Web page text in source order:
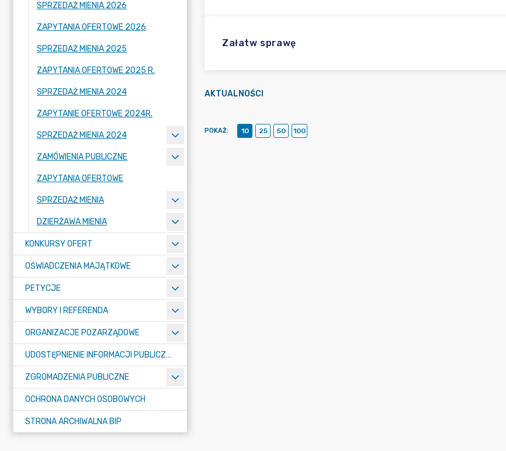
SPRZEDAŻ MIENIA 2026
ZAPYTANIA OFERTOWE 2026
SPRZEDAŻ MIENIA 2025
ZAPYTANIA OFERTOWE 2025 R.
SPRZEDAŻ MIENIA 2024
ZAPYTANIE OFERTOWE 2024R.
SPRZEDAŻ MIENIA 2024
ZAMÓWIENIA PUBLICZNE
ZAPYTANIA OFERTOWE
SPRZEDAŻ MIENIA
DZIERŻAWA MIENIA
KONKURSY OFERT
OŚWIADCZENIA MAJĄTKOWE
PETYCJE
WYBORY I REFERENDA
ORGANIZACJE POZARZĄDOWE
UDOSTĘPNIENIE INFORMACJI PUBLICZNEJ
ZGROMADZENIA PUBLICZNE
OCHRONA DANYCH OSOBOWYCH
STRONA ARCHIWALNA BIP
Załatw sprawę
AKTUALNOŚCI
POKAŻ: 10 25 50 100